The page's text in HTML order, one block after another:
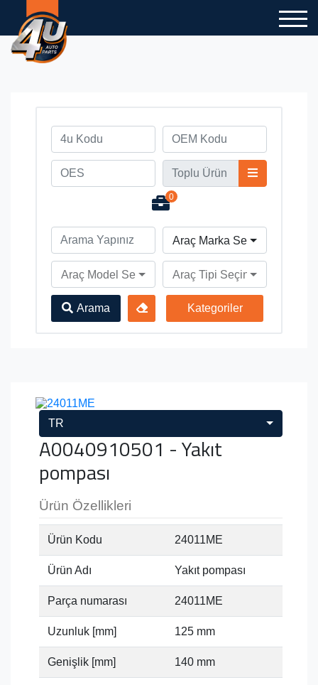
0
Araç Marka Seçiniz
Araç Model Seçiniz Araç Tipi Seçiniz
Arama Kategoriler
TR
A0040910501 - Yakıt
pompası
Ürün Özellikleri
Ürün Kodu 24011ME
Ürün Adı Yakıt pompası
Parça numarası 24011ME
Uzunluk [mm] 125 mm
Genişlik [mm] 140 mm